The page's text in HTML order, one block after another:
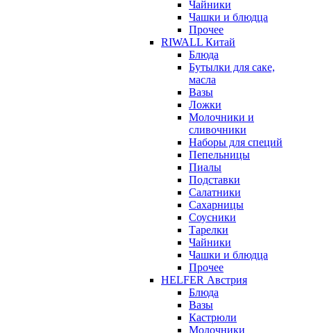
Чайники
Чашки и блюдца
Прочее
RIWALL Китай
Блюда
Бутылки для саке,
масла
Вазы
Ложки
Молочники и
сливочники
Наборы для специй
Пепельницы
Пиалы
Подставки
Салатники
Сахарницы
Соусники
Тарелки
Чайники
Чашки и блюдца
Прочее
HELFER Австрия
Блюда
Вазы
Кастрюли
Молочники